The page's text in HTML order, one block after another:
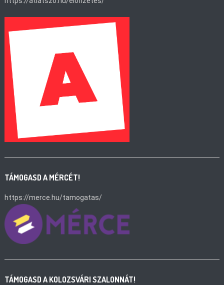
TÁMOGASD A MÉRCÉT!
https://merce.hu/tamogatas/
TÁMOGASD A KOLOZSVÁRI SZALONNÁT!